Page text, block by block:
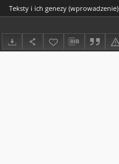
Teksty i ich genezy (wprowadzenie)